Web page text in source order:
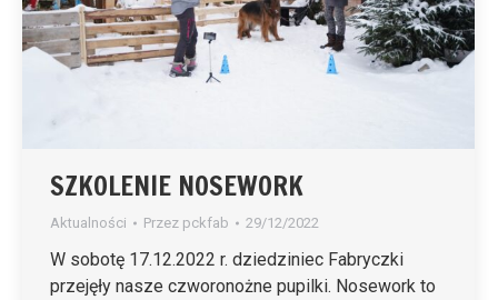
SZKOLENIE NOSEWORK
Aktualności Przez pckfab 29/12/2022
W sobotę 17.12.2022 r. dziedziniec Fabryczki
przejęły nasze czworonożne pupilki. Nosework to